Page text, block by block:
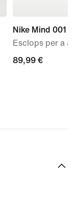
Nike Mind 001
Esclops per a
89,99 €
89,99 €